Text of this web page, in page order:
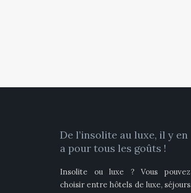
De l’insolite au luxe, il y en
a pour tous les goûts !
Insolite ou luxe ? Vous pouvez
choisir entre hôtels de luxe, séjours